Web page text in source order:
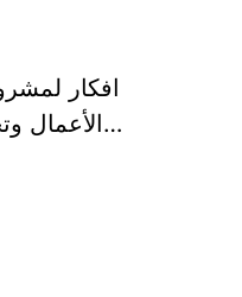
افكار
الأعمال وتحقيق النجاح المالي. فإذا كنت تبحث عن افكار مبتكرة لمشروع صغير يمكن…